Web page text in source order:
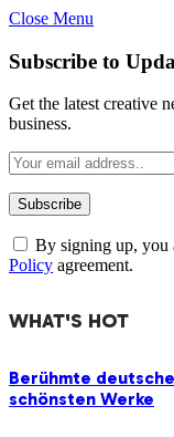
Close Menu
Subscribe to
Get the latest creative
business.
By signing up, you
Policy agreement.
WHAT'S HOT
Berühmte
schönsten Werke